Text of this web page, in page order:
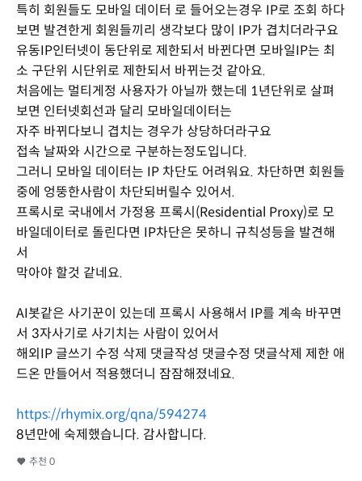
특히 회원들도 모바일 데이터 로 들어오는경우 IP로 조회 하다
보면 발견한게 회원들끼리 생각보다 많이 IP가 겹치더라구요
유동IP인터넷이 동단위로 제한되서 바뀐다면 모바일IP는 최
소 구단위 시단위로 제한되서 바뀌는것 같아요.
처음에는 멀티게정 사용자가 아닐까 했는데 1년단위로 살펴
보면 인터넷회선과 달리 모바일데이터는
자주 바뀌다보니 겹치는 경우가 상당하더라구요
접속 날짜와 시간으로 구분하는정도입니다.
그러니 모바일 데이터는 IP 차단도 어려워요. 차단하면 회원들
중에 엉뚱한사람이 차단되버릴수 있어서.
프록시로 국내에서 가정용 프록시(Residential Proxy)로 모
바일데이터로 돌린다면 IP차단은 못하니 규칙성등을 발견해
서
막아야 할것 같네요.
AI봇같은 사기꾼이 있는데 프록시 사용해서 IP를 계속 바꾸면
서 3자사기로 사기치는 사람이 있어서
해외IP 글쓰기 수정 삭제 댓글작성 댓글수정 댓글삭제 제한 애
드온 만들어서 적용했더니 잠잠해졌네요.
https://rhymix.org/qna/594274
8년만에 숙제했습니다. 감사합니다.
추천 0